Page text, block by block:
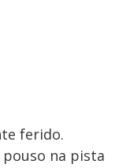
ferido.
na pista